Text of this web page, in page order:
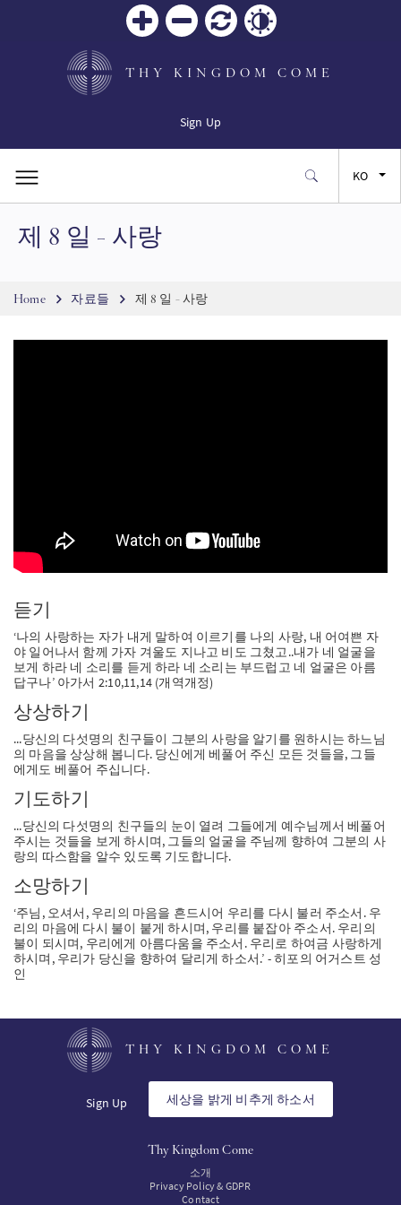
THY KINGDOM COME
Sign Up
KO
제 8 일 - 사랑
Breadcrumb
Home 자료들 제 8 일 - 사랑
듣기
‘나의 사랑하는 자가 내게 말하여 이르기를 나의 사랑, 내 어여쁜 자
야 일어나서 함께 가자 겨울도 지나고 비도 그쳤고..내가 네 얼굴을
보게 하라 네 소리를 듣게 하라 네 소리는 부드럽고 네 얼굴은 아름
답구나’ 아가서 2:10,11,14 (개역개정)
상상하기
...당신의 다섯명의 친구들이 그분의 사랑을 알기를 원하시는 하느님
의 마음을 상상해 봅니다. 당신에게 베풀어 주신 모든 것들을, 그들
에게도 베풀어 주십니다.
기도하기
...당신의 다섯명의 친구들의 눈이 열려 그들에게 예수님께서 베풀어
주시는 것들을 보게 하시며, 그들의 얼굴을 주님께 향하여 그분의 사
랑의 따스함을 알수 있도록 기도합니다.
소망하기
‘주님, 오셔서, 우리의 마음을 흔드시어 우리를 다시 불러 주소서. 우
리의 마음에 다시 불이 붙게 하시며, 우리를 붙잡아 주소서. 우리의
불이 되시며, 우리에게 아름다움을 주소서. 우리로 하여금 사랑하게
하시며, 우리가 당신을 향하여 달리게 하소서.’ - 히포의 어거스트 성
인
THY KINGDOM COME
Sign Up 세상을 밝게 비추게 하소서
Thy Kingdom Come
소개
Privacy Policy & GDPR
Contact